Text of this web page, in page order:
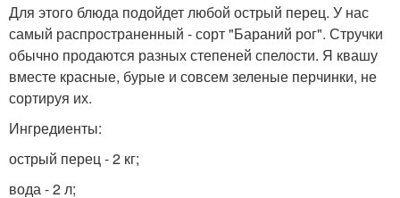
Для этого блюда подойдет любой острый перец. У нас
самый распространенный - сорт "Бараний рог". Стручки
обычно продаются разных степеней спелости. Я квашу
вместе красные, бурые и совсем зеленые перчинки, не
сортируя их.
Ингредиенты:
острый перец - 2 кг;
вода - 2 л;